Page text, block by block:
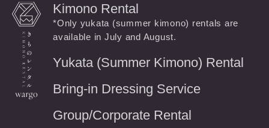
Kimono Rental
*Only yukata (summer kimono) rentals are
available in July and August.
Yukata (Summer Kimono) Rental
Bring-in Dressing Service
Group/Corporate Rental